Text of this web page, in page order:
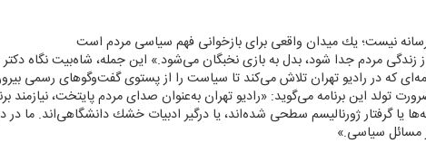
نیست؛ یك میدان واقعی برای بازخوانی فهم سیاسی مردم است
زندگی مردم جدا شود، بدل به بازی نخبگان می‌شود.» این جمله، شاه‌بیت نگاه دكتر
كه در رادیو تهران تلاش می‌كند تا سیاست را از پستوی گفت‌وگوهای رسمی
تولد این برنامه می‌گوید: «رادیو تهران به‌عنوان صدای مردم پایتخت، نیازمند
یا گرفتار ژورنالیسم سطحی شده‌اند، یا درگیر ادبیات خشك دانشگاهی‌اند. ما
مسائل سیاسی.»